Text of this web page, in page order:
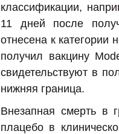
классификации,
11 дней после
отнесена к категории
получил вакцину
свидетельствуют в
нижняя граница.
Внезапная смерть в
плацебо в